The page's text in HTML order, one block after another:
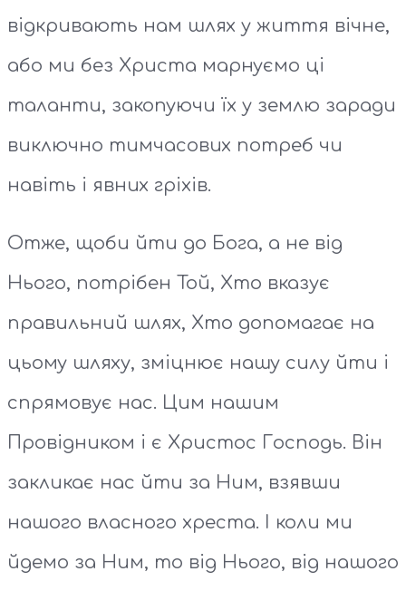
відкривають нам шлях у життя вічне,
або ми без Христа марнуємо ці
таланти, закопуючи їх у землю заради
виключно тимчасових потреб чи
навіть і явних гріхів.
Отже, щоби йти до Бога, а не від
Нього, потрібен Той, Хто вказує
правильний шлях, Хто допомагає на
цьому шляху, зміцнює нашу силу йти і
спрямовує нас. Цим нашим
Провідником і є Христос Господь. Він
закликає нас йти за Ним, взявши
нашого власного хреста. І коли ми
йдемо за Ним, то від Нього, від нашого